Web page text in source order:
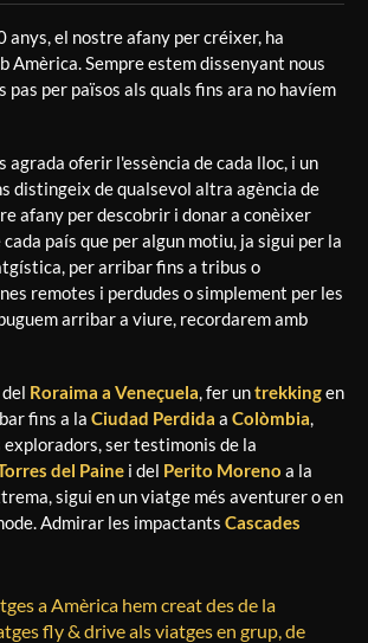
anys, el nostre afany per créixer, ha
Amèrica. Sempre estem dissenyant nous
per països als quals fins ara no havíem
agrada oferir l'essència de cada lloc, i un
distingeix de qualsevol altra agència de
afany per descobrir i donar a conèixer
país que per algun motiu, ja sigui per la
per arribar fins a tribus o
remotes i perdudes o simplement per les
arribar a viure, recordarem amb
Roraima a Veneçuela, fer untrekkingen
fins a la Ciudad Perdida a Colòmbia,
ser testimonis de la
del Paine i del Perito Moreno a la
sigui en un viatge més aventurer o en
Admirar les impactants Cascades
a Amèrica hem creat des de la
fly & drive als viatges en grup, de